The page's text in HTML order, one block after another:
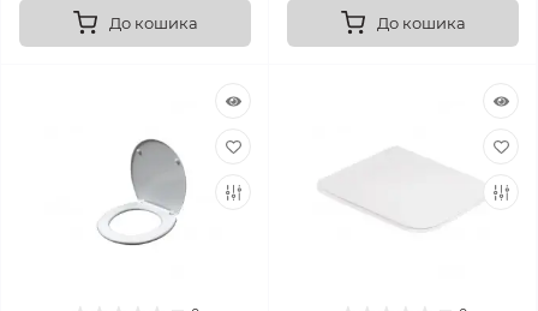
До кошика До кошика